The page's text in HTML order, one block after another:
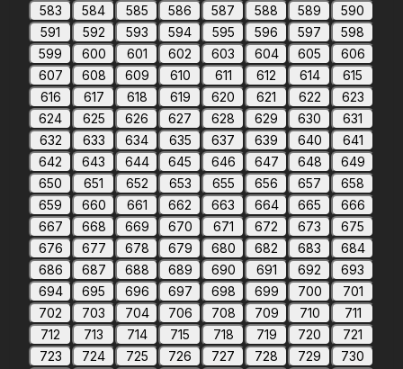
583 584 585 586 587 588 589
590
591
592 593 594 595 596 597
598
599
600 601 602 603 604 605
606
607
608 609 610 611 612 614
615
616
617 618 619 620 621 622
623
624
625 626 627 628 629 630
631
632
633 634 635 637 639 640
641
642
643 644 645 646 647 648
649
650
651 652 653 655 656 657
658
659
660 661 662 663 664 665
666
667
668 669 670 671 672 673
675
676
677 678 679 680 682 683
684
686
687 688 689 690 691 692
693
694
695 696 697 698 699 700
701
702
703 704 706 708 709 710
711
712
713 714 715 718 719 720
721
723
724 725 726 727 728 729
730